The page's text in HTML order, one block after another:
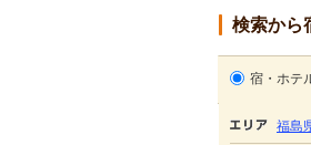
検索から
宿・ホテ
福島